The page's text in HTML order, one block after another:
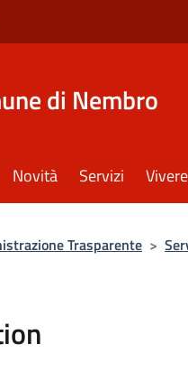
di Nembro
Novità Servizi
Trasparente >